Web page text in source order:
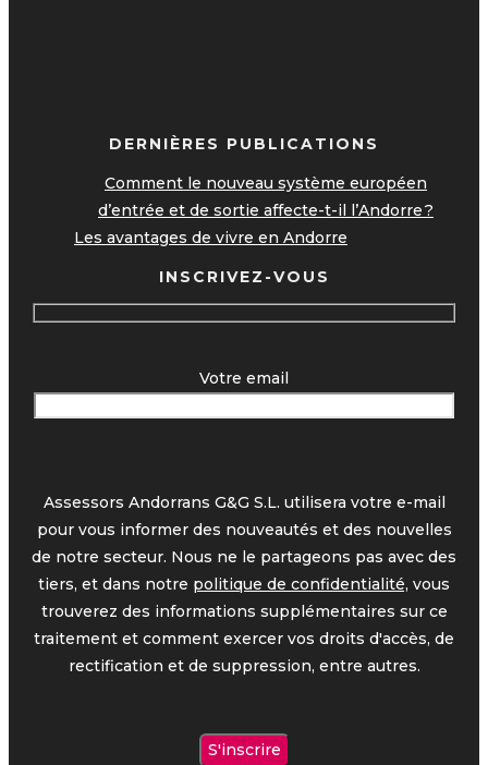
DERNIÈRES PUBLICATIONS
Comment le nouveau système européen
d’entrée et de sortie affecte-t-il l’Andorre ?
Les avantages de vivre en Andorre
INSCRIVEZ-VOUS
Votre email
Assessors Andorrans G&G S.L. utilisera votre e-mail
pour vous informer des nouveautés et des nouvelles
de notre secteur. Nous ne le partageons pas avec des
tiers, et dans notre politique de confidentialité, vous
trouverez des informations supplémentaires sur ce
traitement et comment exercer vos droits d'accès, de
rectification et de suppression, entre autres.